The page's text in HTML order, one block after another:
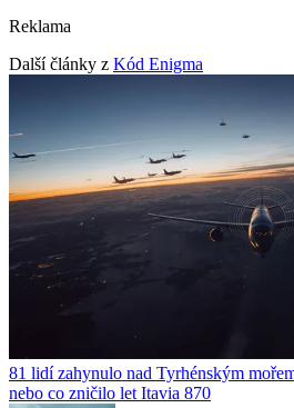
Reklama
Další články z Kód Enigma
81 lidí zahynulo nad Tyrhénským
nebo co zničilo let Itavia 870